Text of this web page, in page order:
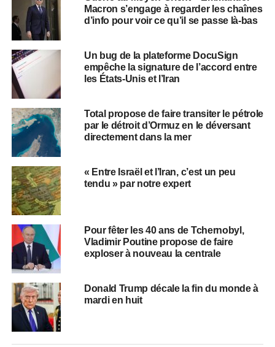
Macron s’engage à regarder les chaînes
d’info pour voir ce qu’il se passe là-bas
Un bug de la plateforme DocuSign
empêche la signature de l’accord entre
les États-Unis et l’Iran
Total propose de faire transiter le pétrole
par le détroit d’Ormuz en le déversant
directement dans la mer
« Entre Israël et l’Iran, c’est un peu
tendu » par notre expert
Pour fêter les 40 ans de Tchernobyl,
Vladimir Poutine propose de faire
exploser à nouveau la centrale
Donald Trump décale la fin du monde à
mardi en huit